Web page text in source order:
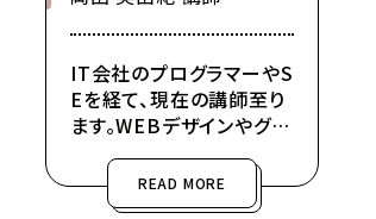
IT会社のプログラマーやS
Eを経て、現在の講師至り
ます。WEBデザインやグラ
フィックデザイン、イラスト
レーター活動で個人事務
所を開設。芸能マネジメン
READ MORE